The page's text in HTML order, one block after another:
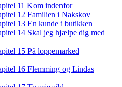
11 Kom indenfor
12 Familien i Nakskov
13 En kunde i butikken
14 Skal jeg hjælpe dig med
15 På loppemarked
16 Flemming og Lindas